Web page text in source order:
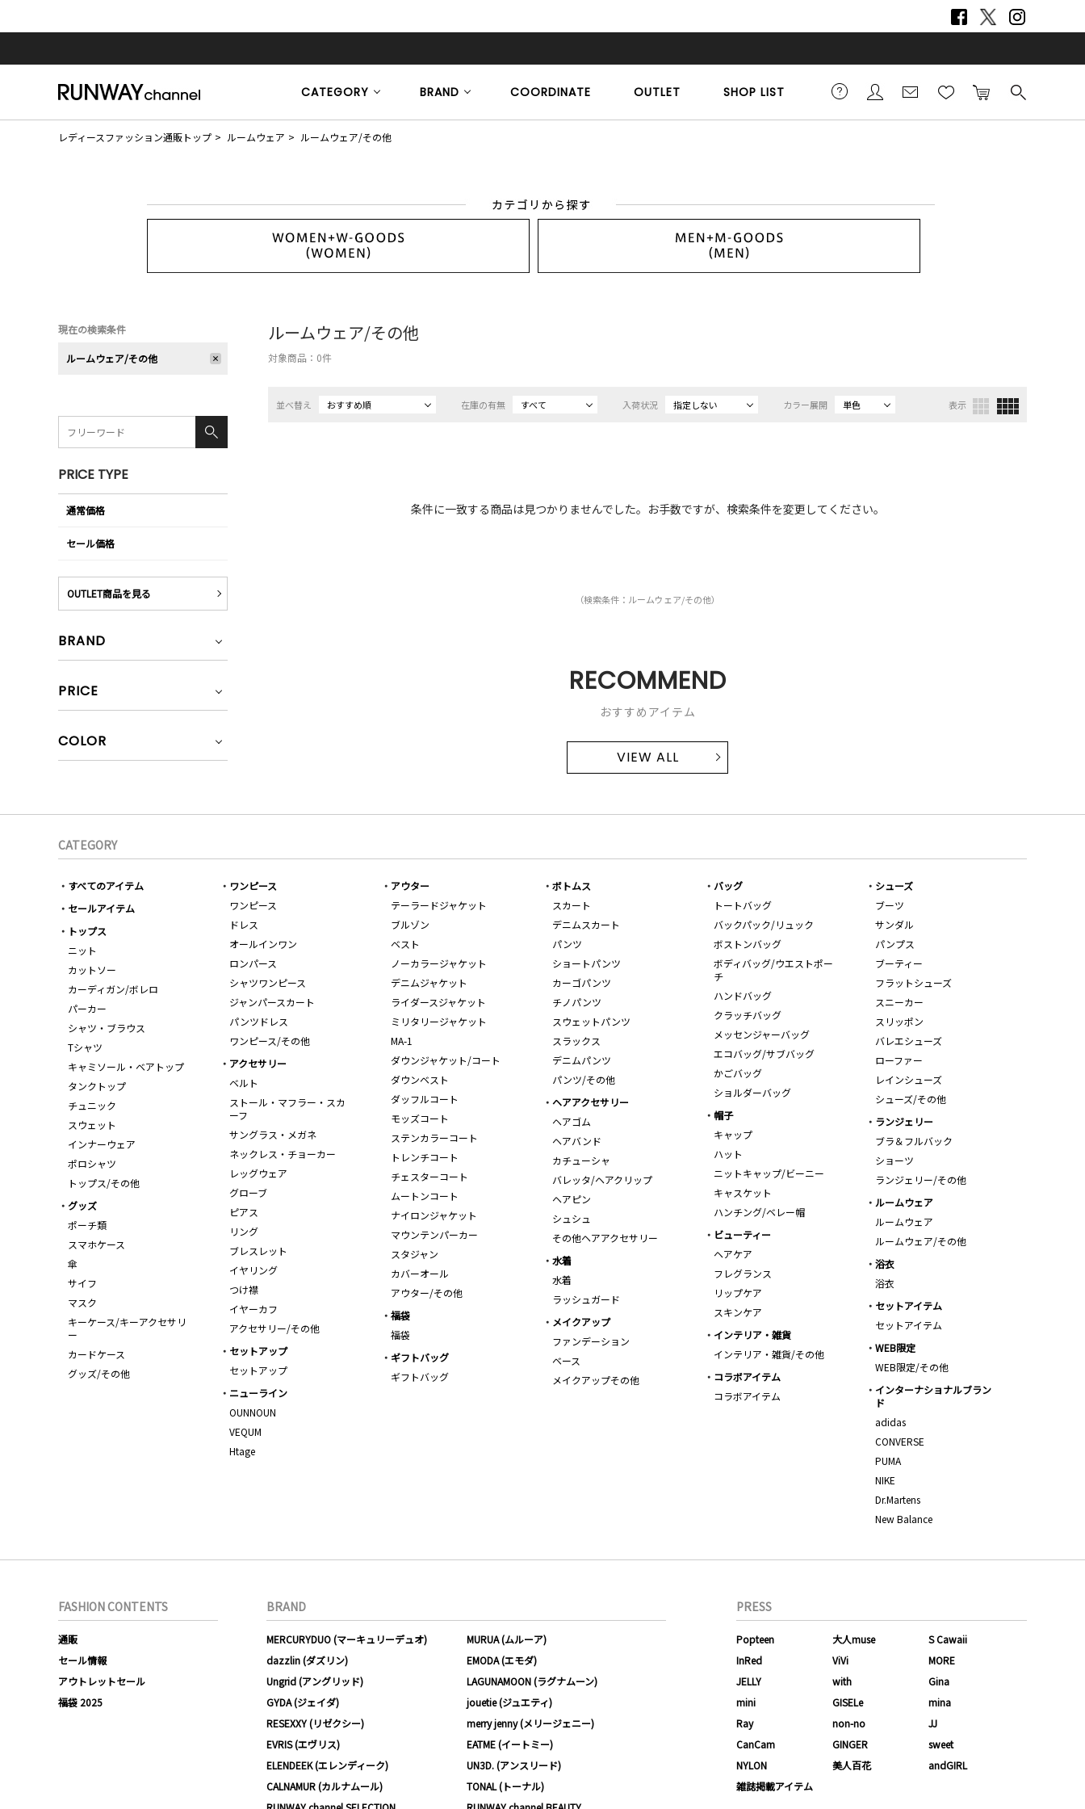
CATEGORY BRAND COORDINATE OUTLET SHOP LIST
レディースファッション通販トップ ルームウェア ルームウェア/その他
ルームウェア/その他
対象商品： 0件
並べ替え おすすめ順 在庫の有無 すべて 入荷状況 指定しない カラー展開 単色 表示
条件に一致する商品は見つかりませんでした。お手数ですが、検索条件を変更してください。
（検索条件：ルームウェア/その他）
RECOMMEND
おすすめアイテム
VIEW ALL
現在の検索条件
ルームウェア/その他
PRICE TYPE
通常価格
セール価格
OUTLET商品を見る
BRAND
PRICE
COLOR
CATEGORY
すべてのアイテム
セールアイテム
トップス
ニット
カットソー
カーディガン/ボレロ
パーカー
シャツ・ブラウス
Tシャツ
キャミソール・ベアトップ
タンクトップ
チュニック
スウェット
インナーウェア
ポロシャツ
トップス/その他
ワンピース
ワンピース
ドレス
オールインワン
ロンパース
シャツワンピース
ジャンパースカート
パンツドレス
ワンピース/その他
アウター
テーラードジャケット
ブルゾン
ベスト
ノーカラージャケット
デニムジャケット
ライダースジャケット
ミリタリージャケット
MA-1
ダウンジャケット/コート
ダウンベスト
ダッフルコート
モッズコート
ステンカラーコート
トレンチコート
チェスターコート
ムートンコート
ナイロンジャケット
マウンテンパーカー
スタジャン
カバーオール
アウター/その他
ボトムス
スカート
デニムスカート
パンツ
ショートパンツ
カーゴパンツ
チノパンツ
スウェットパンツ
スラックス
デニムパンツ
パンツ/その他
バッグ
トートバッグ
バックパック/リュック
ボストンバッグ
ボディバッグ/ウエストポー
チ
ハンドバッグ
クラッチバッグ
メッセンジャーバッグ
エコバッグ/サブバッグ
かごバッグ
ショルダーバッグ
シューズ
ブーツ
サンダル
パンプス
ブーティー
フラットシューズ
スニーカー
スリッポン
バレエシューズ
ローファー
レインシューズ
シューズ/その他
アクセサリー
ベルト
ストール・マフラー・スカ
ーフ
サングラス・メガネ
ネックレス・チョーカー
レッグウェア
グローブ
ピアス
リング
ブレスレット
イヤリング
つけ襟
イヤーカフ
アクセサリー/その他
ヘアアクセサリー
ヘアゴム
ヘアバンド
カチューシャ
バレッタ/ヘアクリップ
ヘアピン
シュシュ
その他ヘアアクセサリー
帽子
キャップ
ハット
ニットキャップ/ビーニー
キャスケット
ハンチング/ベレー帽
ランジェリー
ブラ＆フルバック
ショーツ
ランジェリー/その他
ルームウェア
ルームウェア
ルームウェア/その他
グッズ
ポーチ類
スマホケース
傘
サイフ
マスク
キーケース/キーアクセサリ
ー
カードケース
グッズ/その他
ビューティー
ヘアケア
フレグランス
リップケア
スキンケア
水着
水着
ラッシュガード
浴衣
浴衣
セットアイテム
セットアイテム
福袋
福袋
メイクアップ
ファンデーション
ベース
メイクアップその他
インテリア・雑貨
インテリア・雑貨/その他
WEB限定
WEB限定/その他
セットアップ
セットアップ
ギフトバッグ
ギフトバッグ
コラボアイテム
コラボアイテム
インターナショナルブラン
ド
adidas
CONVERSE
PUMA
NIKE
Dr.Martens
New Balance
ニューライン
OUNNOUN
VEQUM
Htage
FASHION CONTENTS
通販
セール情報
アウトレットセール
福袋 2025
BRAND
MERCURYDUO (マーキュリーデュオ)
MURUA (ムルーア)
dazzlin (ダズリン)
EMODA (エモダ)
Ungrid (アングリッド)
LAGUNAMOON (ラグナムーン)
GYDA (ジェイダ)
jouetie (ジュエティ)
RESEXXY (リゼクシー)
merry jenny (メリージェニー)
EVRIS (エヴリス)
EATME (イートミー)
ELENDEEK (エレンディーク)
UN3D. (アンスリード)
CALNAMUR (カルナムール)
TONAL (トーナル)
PRESS
Popteen 大人muse
S Cawaii
InRed
ViVi
MORE
JELLY
with
Gina
mini
GISELe
mina
Ray
non-no
JJ
CanCam
GINGER
sweet
NYLON
美人百花
andGIRL
雑誌掲載アイテム